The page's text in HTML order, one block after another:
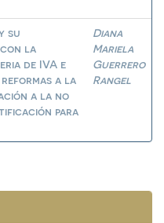
su
la
de IVA e
reformas a la
a la no
para
Diana
Mariela
Guerrero
Rangel